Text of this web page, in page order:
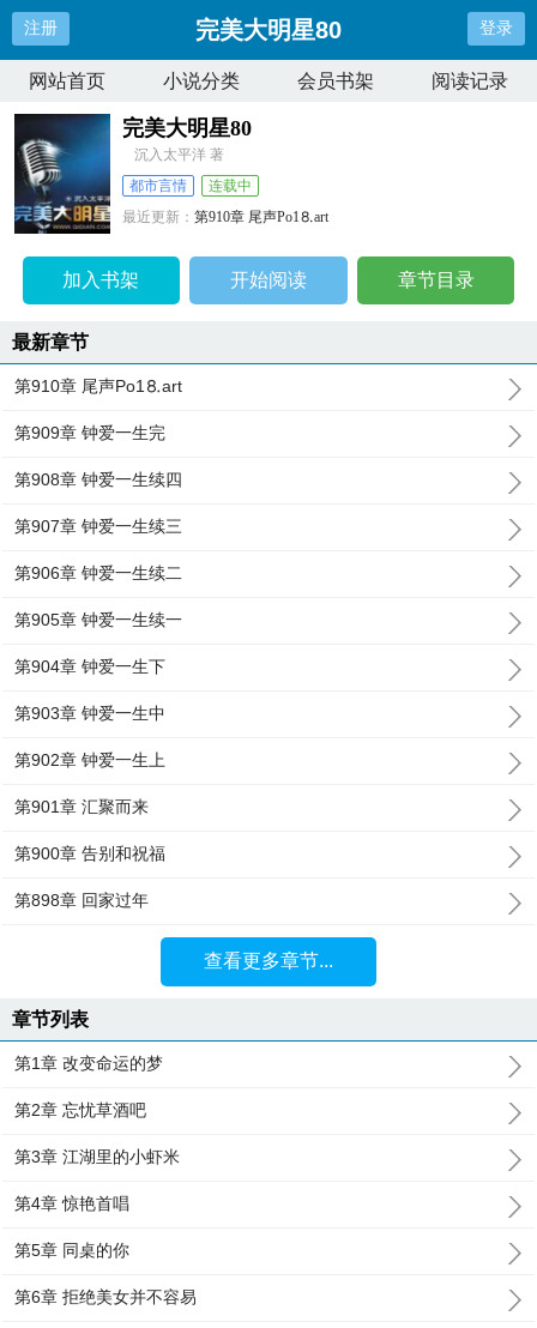
注册 完美大明星80 登录
网站首页 小说分类 会员书架 阅读记录
完美大明星80
沉入太平洋 著
都市言情
连载中
最近更新：第910章 尾声Рo1⒏аrt
加入书架 开始阅读 章节目录
最新章节
第910章 尾声Рo1⒏аrt
第909章 钟爱一生完
第908章 钟爱一生续四
第907章 钟爱一生续三
第906章 钟爱一生续二
第905章 钟爱一生续一
第904章 钟爱一生下
第903章 钟爱一生中
第902章 钟爱一生上
第901章 汇聚而来
第900章 告别和祝福
第898章 回家过年
查看更多章节...
章节列表
第1章 改变命运的梦
第2章 忘忧草酒吧
第3章 江湖里的小虾米
第4章 惊艳首唱
第5章 同桌的你
第6章 拒绝美女并不容易